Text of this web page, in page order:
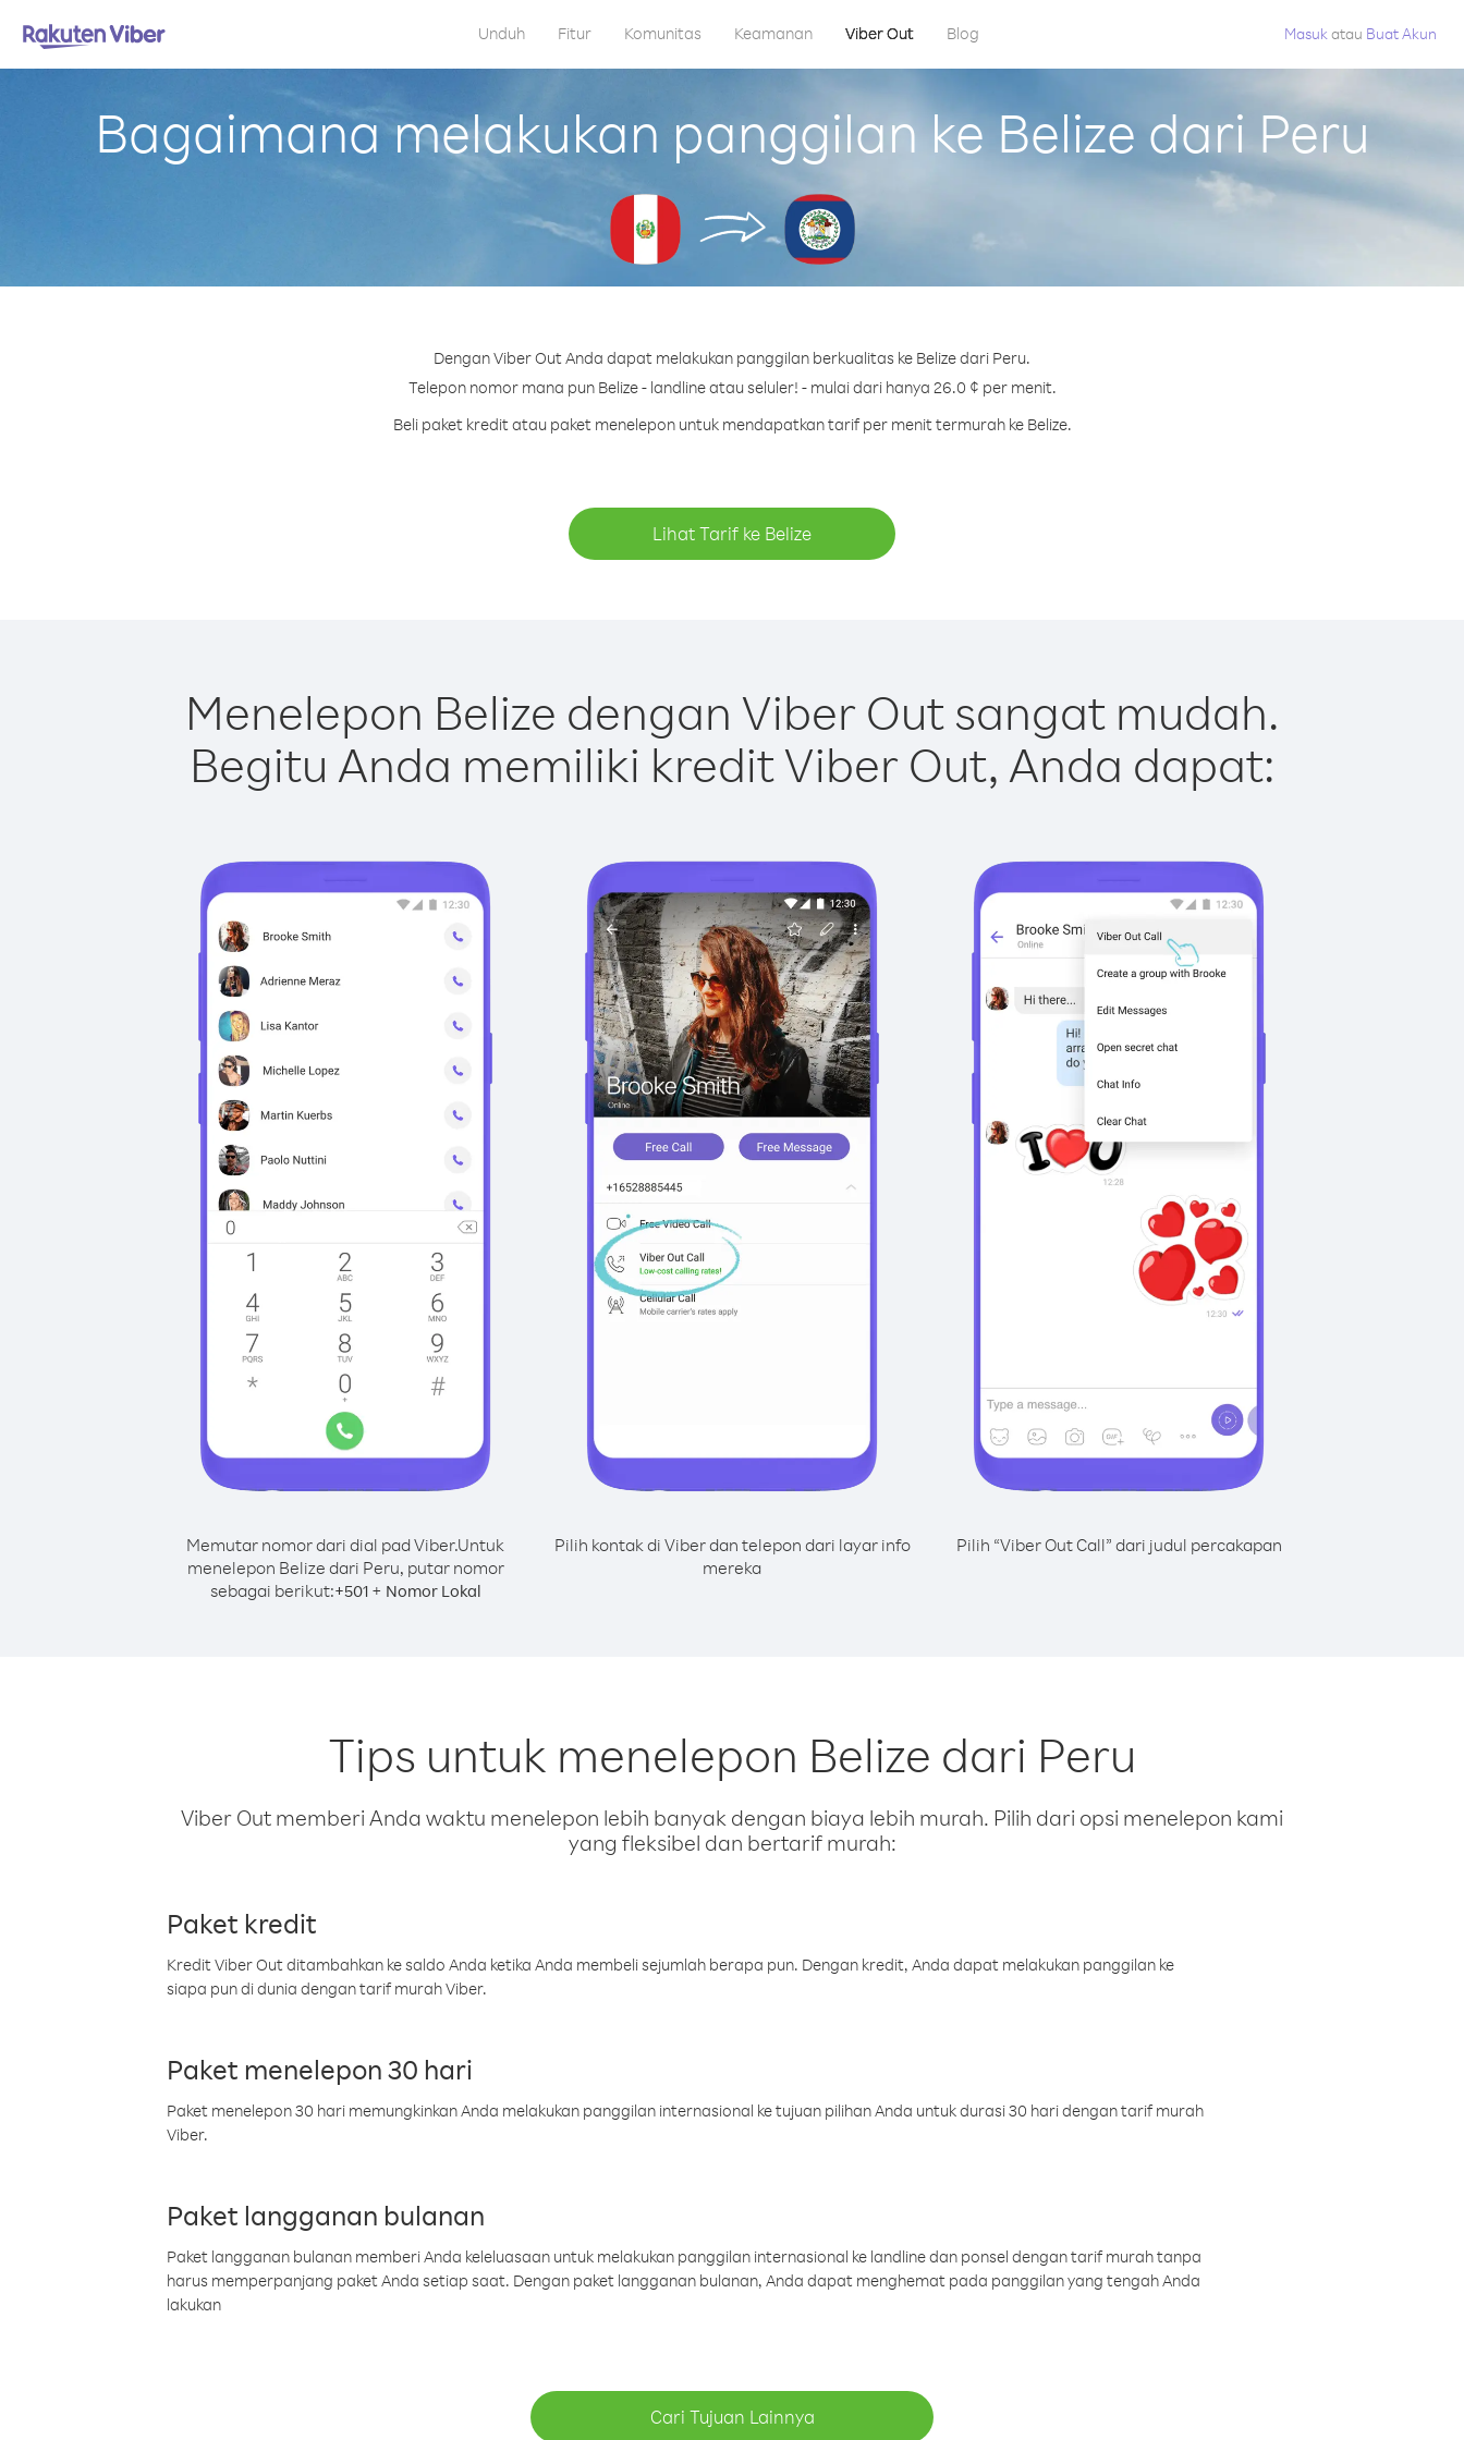
Unduh Fitur Komunitas Keamanan Viber Out Blog Masuk atau Buat Akun
Bagaimana melakukan panggilan ke Belize dari Peru
Dengan Viber Out Anda dapat melakukan panggilan berkualitas ke Belize dari Peru.
Telepon nomor mana pun Belize - landline atau seluler! - mulai dari hanya 26.0 ¢ per menit.
Beli paket kredit atau paket menelepon untuk mendapatkan tarif per menit termurah ke Belize.
Lihat Tarif ke Belize
Menelepon Belize dengan Viber Out sangat mudah.
Begitu Anda memiliki kredit Viber Out, Anda dapat:
Memutar nomor dari dial pad Viber.Untuk
menelepon Belize dari Peru, putar nomor
sebagai berikut:+501+ Nomor Lokal
Pilih kontak di Viber dan telepon dari layar info
mereka
Pilih “Viber Out Call” dari judul percakapan
Tips untuk menelepon Belize dari Peru
Viber Out memberi Anda waktu menelepon lebih banyak dengan biaya lebih murah. Pilih dari opsi menelepon kami
yang fleksibel dan bertarif murah:
Paket kredit
Kredit Viber Out ditambahkan ke saldo Anda ketika Anda membeli sejumlah berapa pun. Dengan kredit, Anda dapat melakukan panggilan ke
siapa pun di dunia dengan tarif murah Viber.
Paket menelepon 30 hari
Paket menelepon 30 hari memungkinkan Anda melakukan panggilan internasional ke tujuan pilihan Anda untuk durasi 30 hari dengan tarif murah
Viber.
Paket langganan bulanan
Paket langganan bulanan memberi Anda keleluasaan untuk melakukan panggilan internasional ke landline dan ponsel dengan tarif murah tanpa
harus memperpanjang paket Anda setiap saat. Dengan paket langganan bulanan, Anda dapat menghemat pada panggilan yang tengah Anda
lakukan
Cari Tujuan Lainnya